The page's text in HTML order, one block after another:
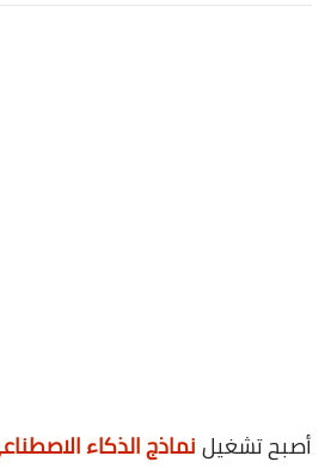
أصبح تشغيلنماذج الذكاء